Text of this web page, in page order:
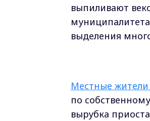
выпиливают
выделения
Местные
по
вырубка